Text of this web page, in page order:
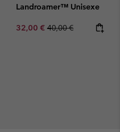
Landroamer™ Unisexe
Sale price:
32,00 € Regular price:
40,00 €